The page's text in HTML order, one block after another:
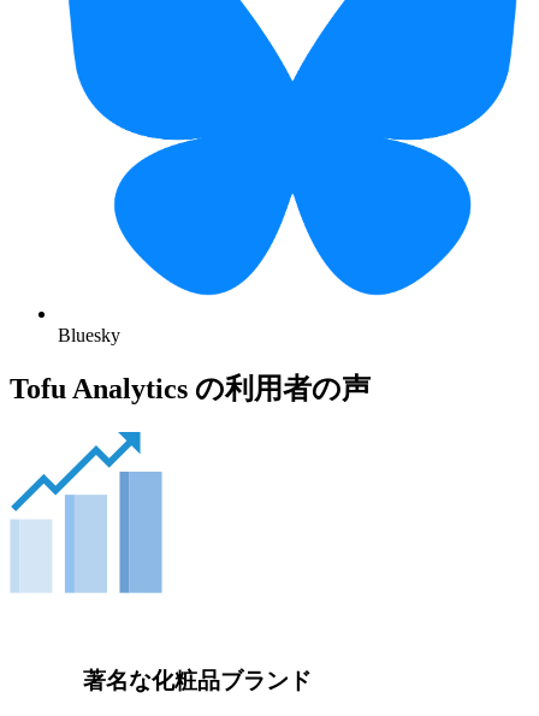
Bluesky
Tofu Analytics の利用者の声
著名な化粧品ブランド